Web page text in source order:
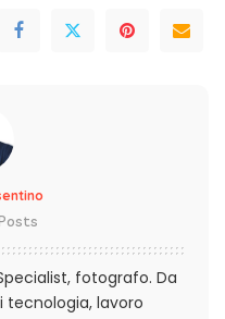
fotografo. Da
tecnologia, lavoro